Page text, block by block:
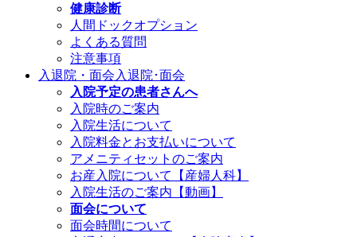
健康診断
人間ドックオプション
よくある質問
注意事項
入退院・面会 入退院･面会
入院予定の患者さんへ
入院時のご案内
入院生活について
入院料金とお支払いについて
アメニティセットのご案内
お産入院について【産婦人科】
入院生活のご案内【動画】
面会について
面会時間について